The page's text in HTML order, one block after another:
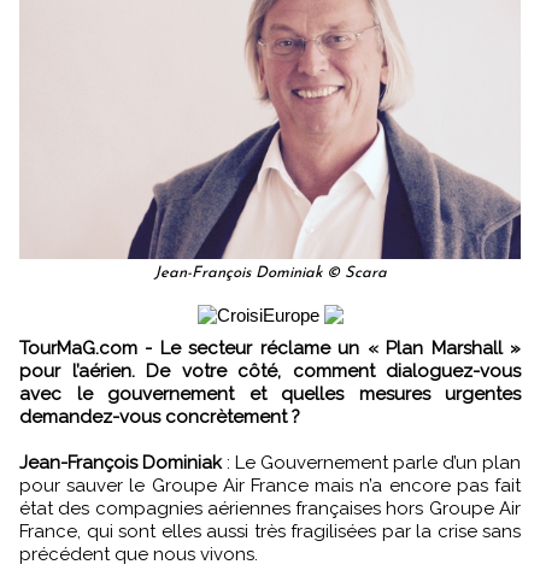
Jean-François Dominiak © Scara
TourMaG.com - Le secteur réclame un « Plan Marshall »
pour l’aérien. De votre côté, comment dialoguez-vous
avec le gouvernement et quelles mesures urgentes
demandez-vous concrètement ?
Jean-François Dominiak: Le Gouvernement parle d’un plan
pour sauver le Groupe Air France mais n’a encore pas fait
état des compagnies aériennes françaises hors Groupe Air
France, qui sont elles aussi très fragilisées par la crise sans
précédent que nous vivons.